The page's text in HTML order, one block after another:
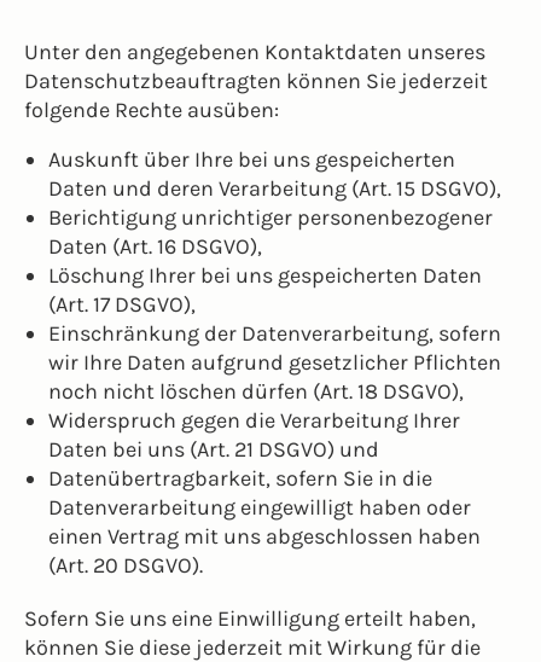
Unter den angegebenen Kontaktdaten unseres
Datenschutzbeauftragten können Sie jederzeit
folgende Rechte ausüben:
Auskunft über Ihre bei uns gespeicherten
Daten und deren Verarbeitung (Art. 15 DSGVO),
Berichtigung unrichtiger personenbezogener
Daten (Art. 16 DSGVO),
Löschung Ihrer bei uns gespeicherten Daten
(Art. 17 DSGVO),
Einschränkung der Datenverarbeitung, sofern
wir Ihre Daten aufgrund gesetzlicher Pflichten
noch nicht löschen dürfen (Art. 18 DSGVO),
Widerspruch gegen die Verarbeitung Ihrer
Daten bei uns (Art. 21 DSGVO) und
Datenübertragbarkeit, sofern Sie in die
Datenverarbeitung eingewilligt haben oder
einen Vertrag mit uns abgeschlossen haben
(Art. 20 DSGVO).
Sofern Sie uns eine Einwilligung erteilt haben,
können Sie diese jederzeit mit Wirkung für die